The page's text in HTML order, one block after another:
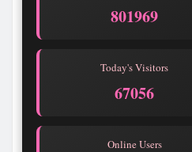
801969
Today's Visitors
67056
Online Users